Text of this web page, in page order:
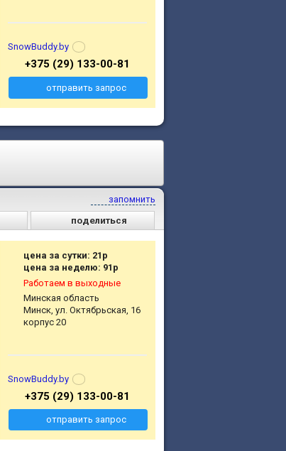
SnowBuddy.by
+375 (29) 133-00-81
отправить запрос
запомнить
поделиться
цена за сутки: 21р
цена за неделю: 91р
Работаем в выходные
Минская область
Минск, ул. Октябрьская, 16
корпус 20
SnowBuddy.by
+375 (29) 133-00-81
отправить запрос